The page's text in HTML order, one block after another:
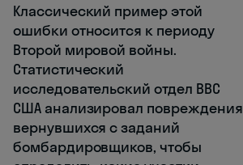
Классический пример этой
ошибки относится к периоду
Второй мировой войны.
Статистический
исследовательский отдел ВВС
США анализировал повреждения
вернувшихся с заданий
бомбардировщиков, чтобы